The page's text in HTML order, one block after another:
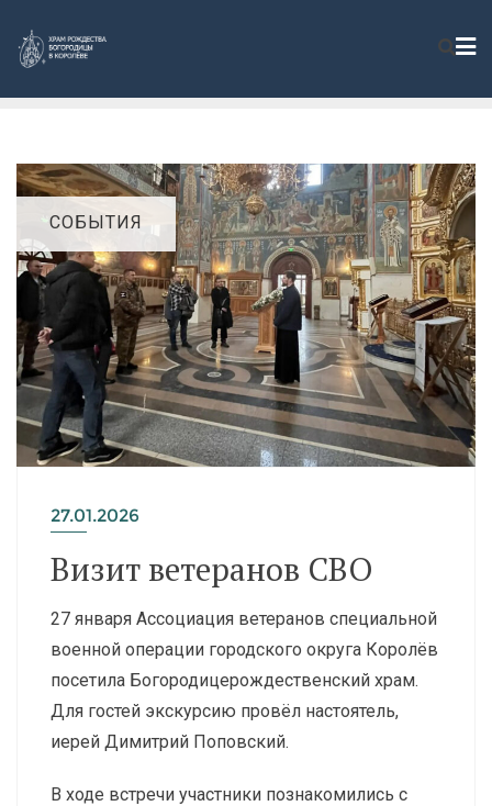
СОБЫТИЯ
27.01.2026
Визит ветеранов СВО
27 января Ассоциация ветеранов специальной
военной операции городского округа Королёв
посетила Богородицерождественский храм.
Для гостей экскурсию провёл настоятель,
иерей Димитрий Поповский.
В ходе встречи участники познакомились с